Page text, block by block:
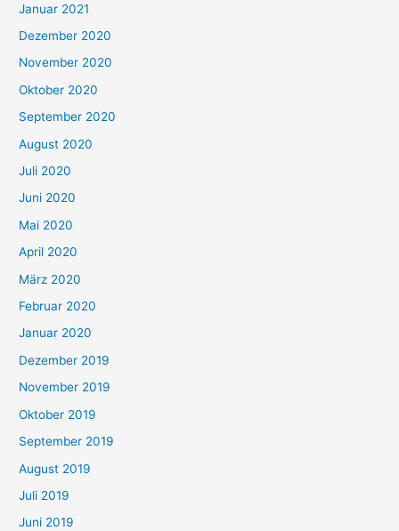
Januar 2021
Dezember 2020
November 2020
Oktober 2020
September 2020
August 2020
Juli 2020
Juni 2020
Mai 2020
April 2020
März 2020
Februar 2020
Januar 2020
Dezember 2019
November 2019
Oktober 2019
September 2019
August 2019
Juli 2019
Juni 2019